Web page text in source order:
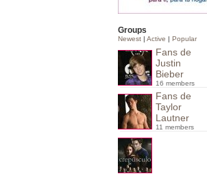
Groups
Newest | Active | Popular
Fans de
Justin
Bieber
16 members
Fans de
Taylor
Lautner
11 members